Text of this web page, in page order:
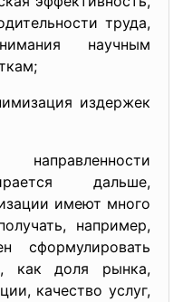
труда,
научным
издержек
дальше,
имеют много
например,
сформулировать
как доля рынка,
качество услуг,